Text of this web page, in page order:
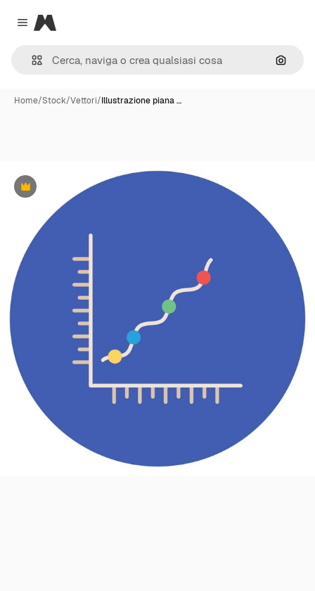
Close menu
Magnific
Cerca
Home/Stock/Vettori/Illustrazione piana …
Premium